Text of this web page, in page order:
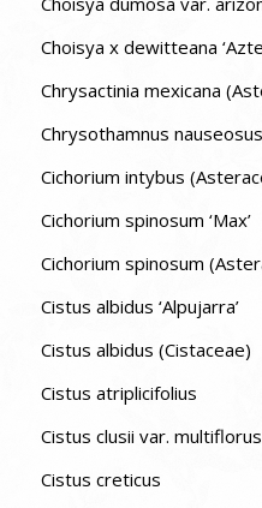
Choisya x dewitteana
Chrysactinia mexicana
Chrysothamnus
Cichorium intybus
Cichorium spinosum ‘Max’
Cichorium spinosum
Cistus albidus ‘Alpujarra’
Cistus albidus (Cistaceae)
Cistus atriplicifolius
Cistus clusii var. multiflorus
Cistus creticus